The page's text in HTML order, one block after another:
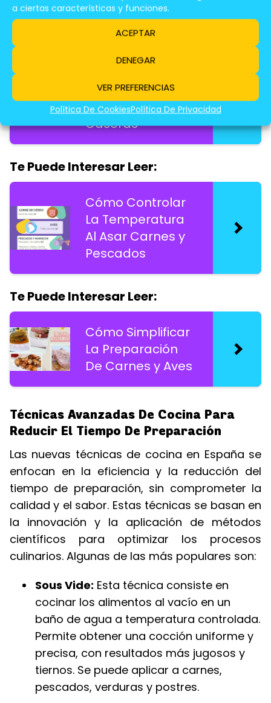
a ciertas características y funciones.
ACEPTAR
DENEGAR
VER PREFERENCIAS
Política De CookiesPolítica De Privacidad
Te Puede Interesar Leer:
Cocina Molecular:
Nitrógeno Líquido
En Recetas
Caseras
Te Puede Interesar Leer:
Cómo Controlar
La Temperatura
Al Asar Carnes y
Pescados
Te Puede Interesar Leer:
Cómo Simplificar
La Preparación
De Carnes y Aves
Técnicas Avanzadas De Cocina Para
Reducir El Tiempo De Preparación
Las nuevas técnicas de cocina en España se
enfocan en la eficiencia y la reducción del
tiempo de preparación, sin comprometer la
calidad y el sabor. Estas técnicas se basan en
la innovación y la aplicación de métodos
científicos para optimizar los procesos
culinarios. Algunas de las más populares son:
Sous Vide: Esta técnica consiste en
cocinar los alimentos al vacío en un
baño de agua a temperatura controlada.
Permite obtener una cocción uniforme y
precisa, con resultados más jugosos y
tiernos. Se puede aplicar a carnes,
pescados, verduras y postres.